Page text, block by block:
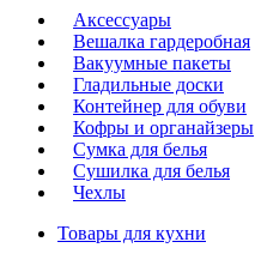
Аксессуары
Вешалка гардеробная
Вакуумные пакеты
Гладильные доски
Контейнер для обуви
Кофры и органайзеры
Сумка для белья
Сушилка для белья
Чехлы
Товары для кухни